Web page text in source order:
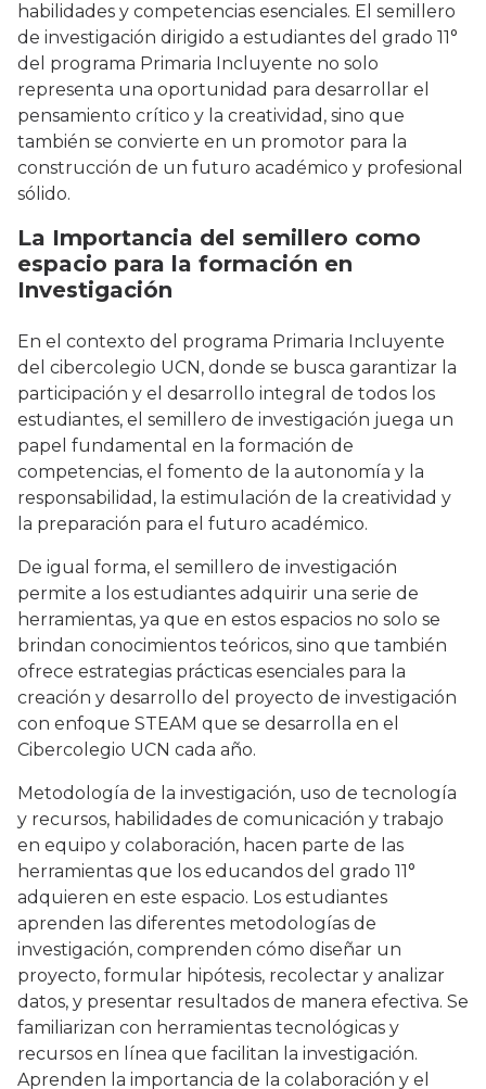
habilidades y competencias esenciales. El semillero
de investigación dirigido a estudiantes del grado 11°
del programa Primaria Incluyente no solo
representa una oportunidad para desarrollar el
pensamiento crítico y la creatividad, sino que
también se convierte en un promotor para la
construcción de un futuro académico y profesional
sólido.
La Importancia del semillero como
espacio para la formación en
Investigación
En el contexto del programa Primaria Incluyente
del cibercolegio UCN, donde se busca garantizar la
participación y el desarrollo integral de todos los
estudiantes, el semillero de investigación juega un
papel fundamental en la formación de
competencias, el fomento de la autonomía y la
responsabilidad, la estimulación de la creatividad y
la preparación para el futuro académico.
De igual forma, el semillero de investigación
permite a los estudiantes adquirir una serie de
herramientas, ya que en estos espacios no solo se
brindan conocimientos teóricos, sino que también
ofrece estrategias prácticas esenciales para la
creación y desarrollo del proyecto de investigación
con enfoque STEAM que se desarrolla en el
Cibercolegio UCN cada año.
Metodología de la investigación, uso de tecnología
y recursos, habilidades de comunicación y trabajo
en equipo y colaboración, hacen parte de las
herramientas que los educandos del grado 11°
adquieren en este espacio. Los estudiantes
aprenden las diferentes metodologías de
investigación, comprenden cómo diseñar un
proyecto, formular hipótesis, recolectar y analizar
datos, y presentar resultados de manera efectiva. Se
familiarizan con herramientas tecnológicas y
recursos en línea que facilitan la investigación.
Aprenden la importancia de la colaboración y el